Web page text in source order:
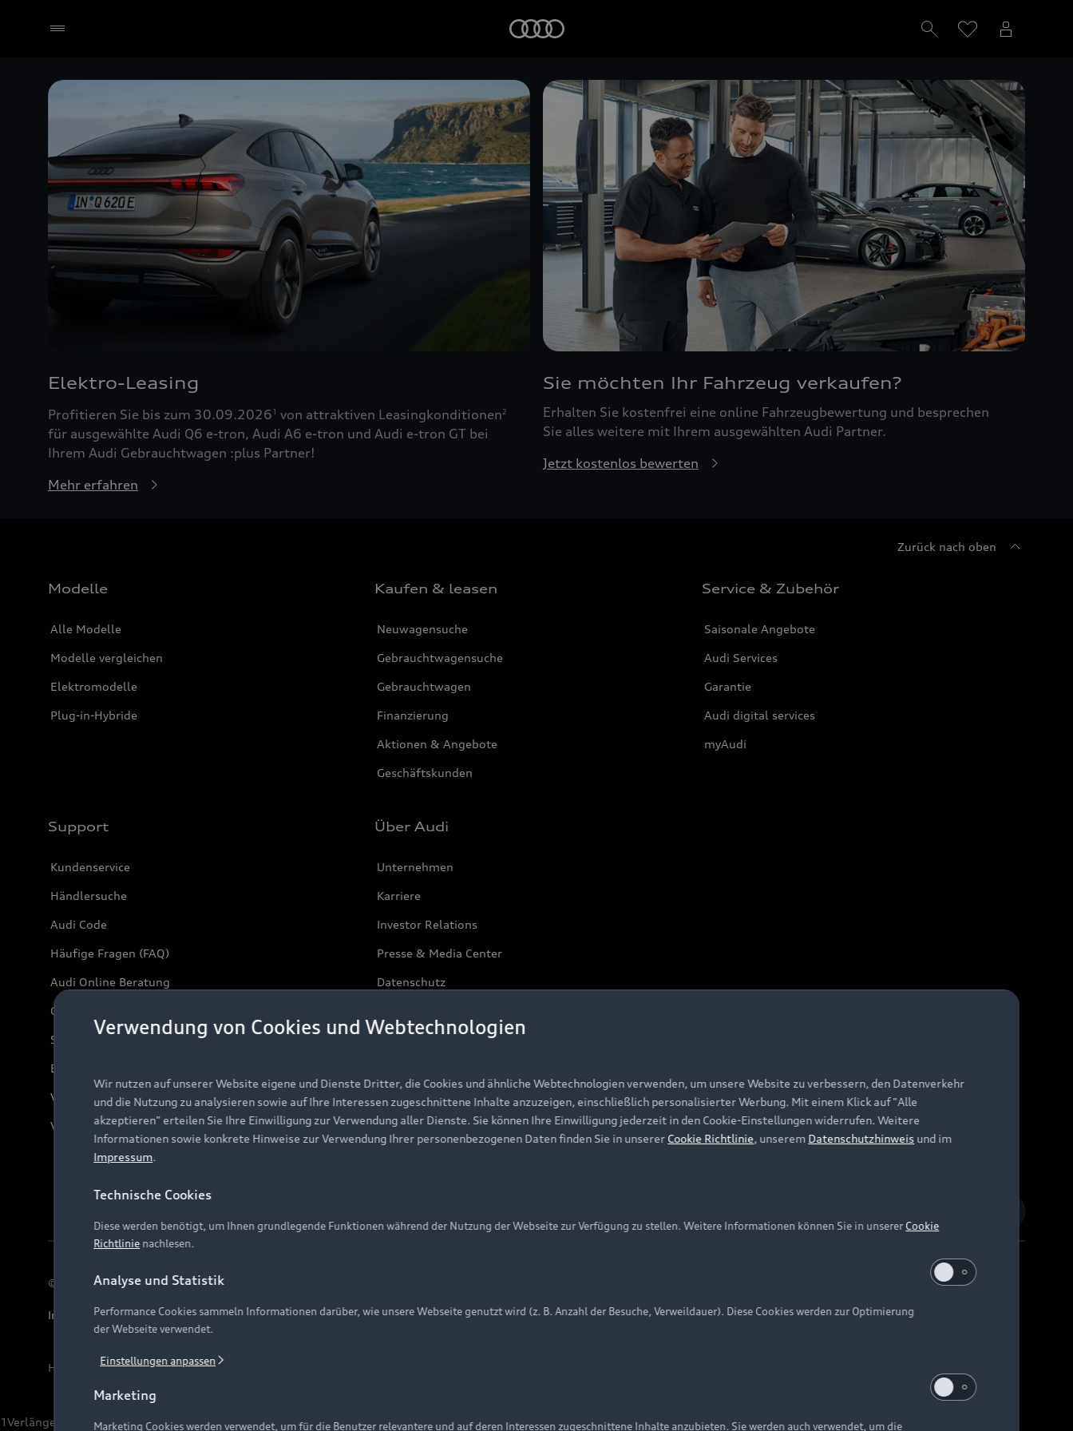
Elektro-Leasing
Profitieren Sie bis zum 30.09.20261 von attraktiven Leasingkonditionen2
für ausgewählte Audi Q6 e-tron, Audi A6 e-tron und Audi e-tron GT bei
Ihrem Audi Gebrauchtwagen :plus Partner!
Mehr erfahren
Sie möchten Ihr Fahrzeug verkaufen?
Erhalten Sie kostenfrei eine online Fahrzeugbewertung und besprechen
Sie alles weitere mit Ihrem ausgewählten Audi Partner.
Jetzt kostenlos bewerten
Zurück nach oben
Modelle
Alle Modelle
Modelle vergleichen
Elektromodelle
Plug-in-Hybride
Kaufen & leasen
Neuwagensuche
Gebrauchtwagensuche
Gebrauchtwagen
Finanzierung
Aktionen & Angebote
Geschäftskunden
Service & Zubehör
Saisonale Angebote
Audi Services
Garantie
Audi digital services
myAudi
Support
Kundenservice
Händlersuche
Audi Code
Häufige Fragen (FAQ)
Audi Online Beratung
Online-Terminvereinbarung
Servicekontakt
Bordbuch & Bedienungsanleitungen
Verträge kündigen
Vertrag widerrufen
Über Audi
Unternehmen
Karriere
Investor Relations
Presse & Media Center
Datenschutz
© 2026 AUDI AG. Alle Rechte vorbehalten
Impressum Rechtliches Hinweisgebersystem Datenschutzinformation Cookie-Einstellungen Cookie-Richtlinie Barrierefreiheit Digital Services Act
Hinweis: Die aktuelle Darstellung und Anordnung der Embleme am Fahrzeug bei allen Abbildungen auf dieser Webseite kann abweichen.
1Verlängerung vorbehalten.
Verwendung von Cookies und Webtechnologien
Wir nutzen auf unserer Website eigene und Dienste Dritter, die Cookies und ähnliche Webtechnologien verwenden, um unsere Website zu verbessern, den Datenverkehr
und die Nutzung zu analysieren sowie auf Ihre Interessen zugeschnittene Inhalte anzuzeigen, einschließlich personalisierter Werbung. Mit einem Klick auf "Alle
akzeptieren" erteilen Sie Ihre Einwilligung zur Verwendung aller Dienste. Sie können Ihre Einwilligung jederzeit in den Cookie-Einstellungen widerrufen. Weitere
Informationen sowie konkrete Hinweise zur Verwendung Ihrer personenbezogenen Daten finden Sie in unserer Cookie Richtlinie, unserem Datenschutzhinweis und im
Impressum.
Technische Cookies
Diese werden benötigt, um Ihnen grundlegende Funktionen während der Nutzung der Webseite zur Verfügung zu stellen. Weitere Informationen können Sie in unsererCookie
Richtlinie nachlesen.
Analyse und Statistik
Performance Cookies sammeln Informationen darüber, wie unsere Webseite genutzt wird (z. B. Anzahl der Besuche, Verweildauer). Diese Cookies werden zur Optimierung
der Webseite verwendet.
Einstellungen anpassen
Marketing
Marketing Cookies werden verwendet, um für die Benutzer relevantere und auf deren Interessen zugeschnittene Inhalte anzubieten. Sie werden auch verwendet, um die